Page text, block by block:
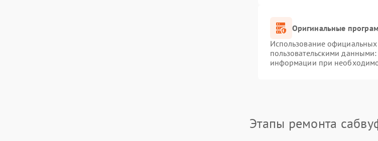
Оригинальные
Использование
пользовательскими
информации при
Этапы ремонта